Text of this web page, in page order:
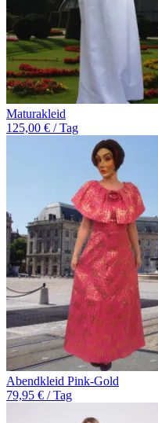
Maturakleid
125,00 € / Tag
Abendkleid Pink-Gold
79,95 € / Tag